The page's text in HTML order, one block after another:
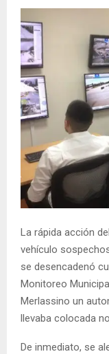
La rápida acción
vehículo
se desencadenó
Monitoreo
Merlassino un
llevaba colocada
De inmediato, se